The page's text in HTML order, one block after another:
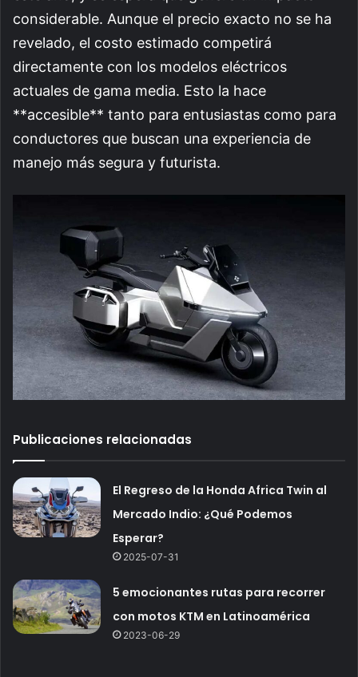
considerable. Aunque el precio exacto no se ha
revelado, el costo estimado competirá
directamente con los modelos eléctricos
actuales de gama media. Esto la hace
**accesible** tanto para entusiastas como para
conductores que buscan una experiencia de
manejo más segura y futurista.
Publicaciones relacionadas
El Regreso de la Honda Africa Twin al
Mercado Indio: ¿Qué Podemos
Esperar?
2025-07-31
5 emocionantes rutas para recorrer
con motos KTM en Latinoamérica
2023-06-29